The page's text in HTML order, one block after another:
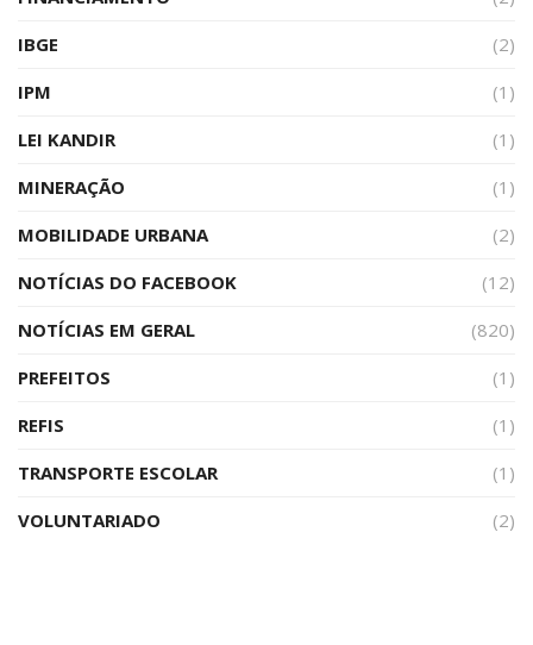
IBGE
(2)
IPM
(1)
LEI KANDIR
(1)
MINERAÇÃO
(1)
MOBILIDADE URBANA
(2)
NOTÍCIAS DO FACEBOOK
(12)
NOTÍCIAS EM GERAL
(820)
PREFEITOS
(1)
REFIS
(1)
TRANSPORTE ESCOLAR
(1)
VOLUNTARIADO
(2)